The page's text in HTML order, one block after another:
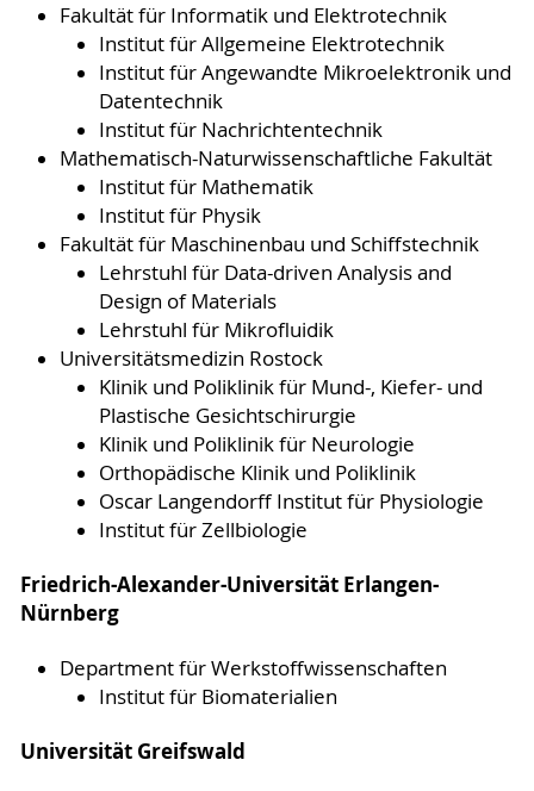
Fakultät für Informatik und Elektrotechnik
Institut für Allgemeine Elektrotechnik
Institut für Angewandte Mikroelektronik und
Datentechnik
Institut für Nachrichtentechnik
Mathematisch-Naturwissenschaftliche Fakultät
Institut für Mathematik
Institut für Physik
Fakultät für Maschinenbau und Schiffstechnik
Lehrstuhl für Data-driven Analysis and
Design of Materials
Lehrstuhl für Mikrofluidik
Universitätsmedizin Rostock
Klinik und Poliklinik für Mund-, Kiefer- und
Plastische Gesichtschirurgie
Klinik und Poliklinik für Neurologie
Orthopädische Klinik und Poliklinik
Oscar Langendorff Institut für Physiologie
Institut für Zellbiologie
Friedrich-Alexander-Universität Erlangen-
Nürnberg
Department für Werkstoffwissenschaften
Institut für Biomaterialien
Universität Greifswald